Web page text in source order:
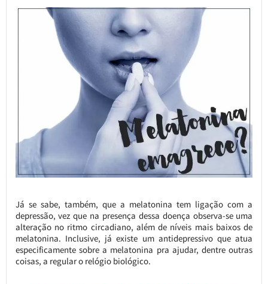
Já se sabe, também, que a melatonina tem ligação com a
depressão, vez que na presença dessa doença observa-se uma
alteração no ritmo circadiano, além de níveis mais baixos de
melatonina. Inclusive, já existe um antidepressivo que atua
especificamente sobre a melatonina pra ajudar, dentre outras
coisas, a regular o relógio biológico.